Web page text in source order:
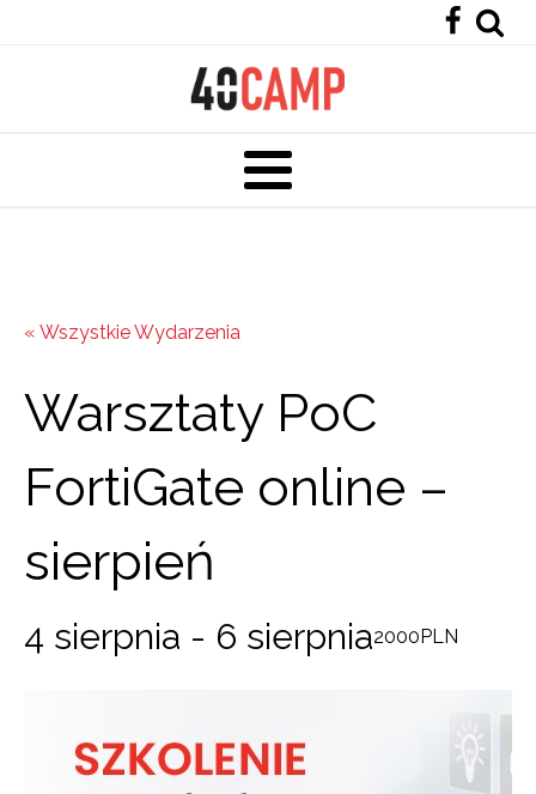
« Wszystkie Wydarzenia
Warsztaty PoC
FortiGate online –
sierpień
4 sierpnia - 6 sierpnia2000PLN